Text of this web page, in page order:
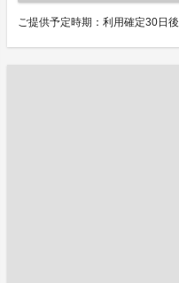
ご提供予定時期：利用確定30日後